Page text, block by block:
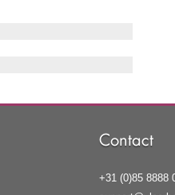
Contact
+31 (0)85 8888